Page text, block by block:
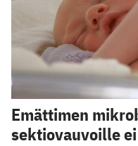
Emättimen
sektiovauvoille